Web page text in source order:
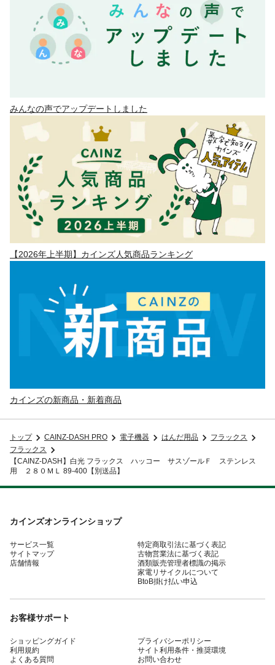
みんなの声でアップデートしました
【2026年上半期】カインズ人気商品ランキング
カインズの新商品・新着商品
トップ CAINZ-DASH PRO 電子機器 はんだ用品
フラックス
フラックス
【CAINZ-DASH】白光 フラックス ハッコー サスゾールＦ ステンレス
用 ２８０ＭＬ 89-400【別送品】
カインズオンラインショップ
サービス一覧
サイトマップ
店舗情報
特定商取引法に基づく表記
古物営業法に基づく表記
酒類販売管理者標識の掲示
家電リサイクルについて
BtoB掛け払い申込
お客様サポート
ショッピングガイド
利用規約
よくある質問
プライバシーポリシー
サイト利用条件・推奨環境
お問い合わせ